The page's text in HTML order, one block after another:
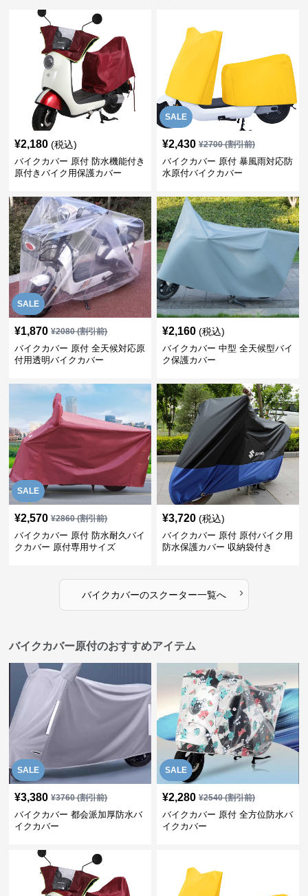
¥2,180 (税込)
バイクカバー 原付 防水機能付き
原付きバイク用保護カバー
SALE
¥2,430 ¥2700(割引前)
バイクカバー 原付 暴風雨対応防
水原付バイクカバー
SALE
¥1,870 ¥2080(割引前)
バイクカバー 原付 全天候対応原
付用透明バイクカバー
¥2,160 (税込)
バイクカバー 中型 全天候型バイ
ク保護カバー
SALE
¥2,570 ¥2860(割引前)
バイクカバー 原付 防水耐久バイ
クカバー 原付専用サイズ
¥3,720 (税込)
バイクカバー 原付 原付バイク用
防水保護カバー 収納袋付き
バイクカバーのスクーター一覧へ ›
バイクカバー原付のおすすめアイテム
SALE
¥3,380 ¥3760(割引前)
バイクカバー 都会派加厚防水バ
イクカバー
SALE
¥2,280 ¥2540(割引前)
バイクカバー 原付 全方位防水バ
イクカバー